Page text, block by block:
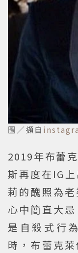
圖／擷自
2019年布蕾
斯再度在IG
莉的醜照為
心中簡直大
是自殺式行
時，布蕾克